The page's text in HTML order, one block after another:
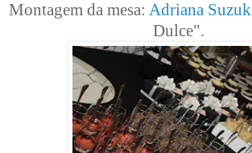
Montagem da mesa: Adriana
Dulce".